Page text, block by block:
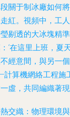
關于制冰廠如何
紅。視頻中，工
剔透的大冰塊精
‘在這里上班，夏
經意間，與另一
計算機網絡工程施
虛，共同編織著
交織：物理環境